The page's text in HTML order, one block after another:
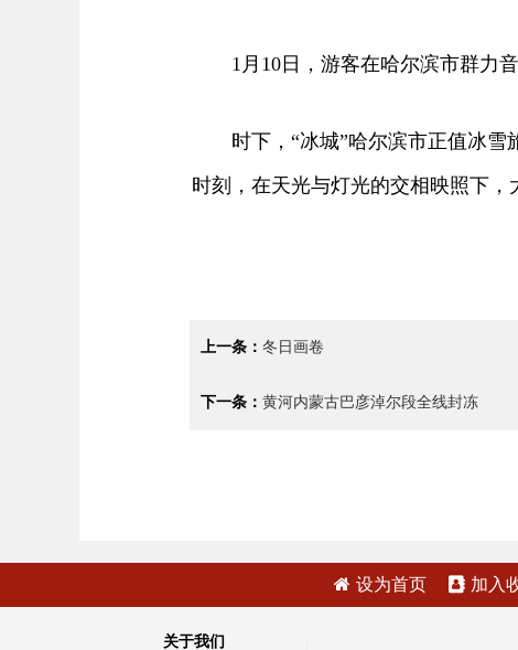
1月10日，游客在哈尔滨市群力音
时下，“冰城”哈尔滨市正值冰雪
时刻，在天光与灯光的交相映照下
上一条： 冬日画卷
下一条： 黄河内蒙古巴彦淖尔段全线封冻
设为首页 加入
关于我们